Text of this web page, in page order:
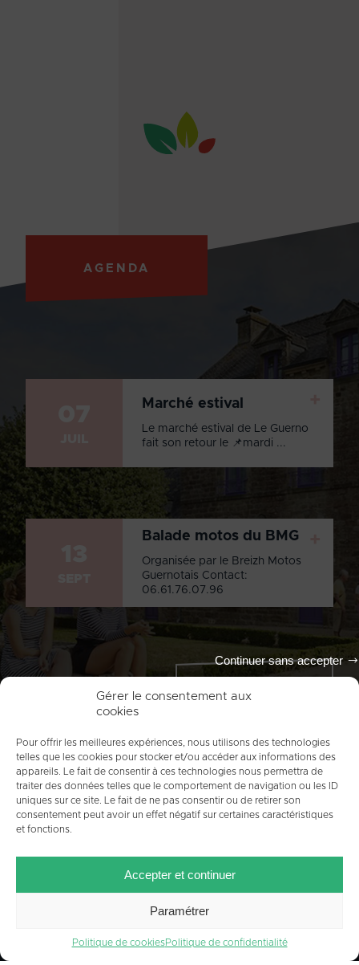
Gérer le consentement aux
cookies
Pour offrir les meilleures expériences, nous utilisons des technologies
telles que les cookies pour stocker et/ou accéder aux informations des
appareils. Le fait de consentir à ces technologies nous permettra de
traiter des données telles que le comportement de navigation ou les ID
uniques sur ce site. Le fait de ne pas consentir ou de retirer son
consentement peut avoir un effet négatif sur certaines caractéristiques
et fonctions.
Accepter et continuer
Continuer sans accepter
Paramétrer
Politique de cookiesPolitique de confidentialité
AGENDA
Marché estival
Le marché estival de Le Guerno
fait son retour le 📌mardi ...
Balade motos du BMG
Organisée par le Breizh Motos
Guernotais Contact:
06.61.76.07.96
PLAN DU SITE
MENTIONS LÉGALES
CRÉDITS POLITIQUE DE COOKIES (UE)